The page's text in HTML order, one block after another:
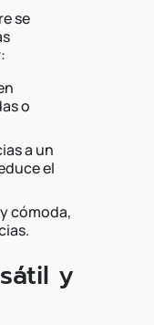
se
o
a un
el
cómoda,
y